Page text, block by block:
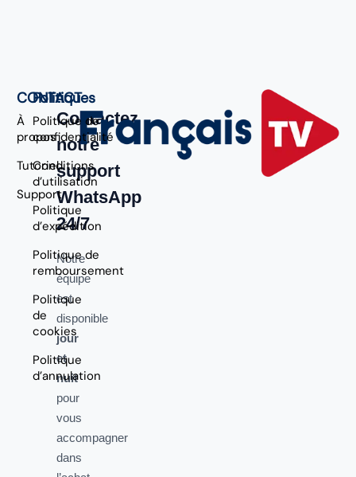
CONTACT
À
propos
Tutoriel
Support
Politiques
Politique de
confidentialité
Conditions
d’utilisation
Politique
d’expédition
Politique de
remboursement
Politique
de
cookies
Politique
d’annulation
Contactez
notre
support
WhatsApp
24/7
Notre
équipe
est
disponible
jour
et
nuit
pour
vous
accompagner
dans